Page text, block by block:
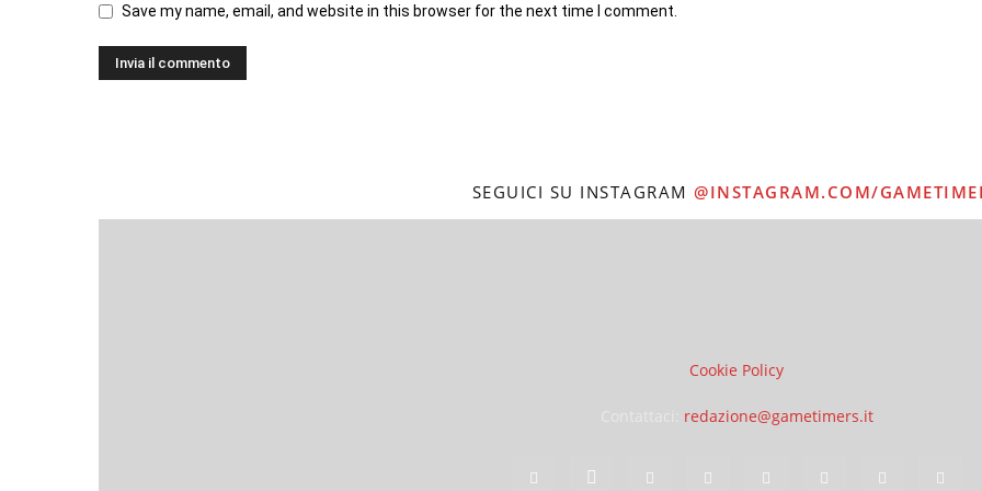
Save my name, email, and website in this browser for the next time I comment.
SEGUICI SU INSTAGRAM @INSTAGRAM.COM/
Cookie Policy
redazione@gametimers.it